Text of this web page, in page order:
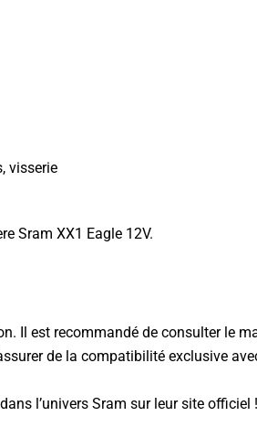
visserie
Sram XX1 Eagle 12V.
Il est recommandé de consulter le
de la compatibilité exclusive
l’univers Sram sur leur site officiel !